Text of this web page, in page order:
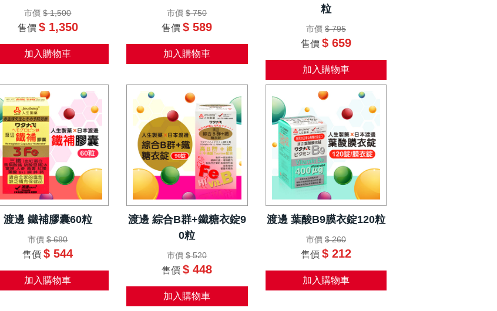
市價 $ 1,500
售價 $ 1,350
加入購物車
市價 $ 750
售價 $ 589
加入購物車
粒
市價 $ 795
售價 $ 659
加入購物車
渡邊 鐵補膠囊60粒
市價 $ 680
售價 $ 544
加入購物車
渡邊 綜合B群+鐵糖衣錠9
0粒
市價 $ 520
售價 $ 448
加入購物車
渡邊 葉酸B9膜衣錠120粒
市價 $ 260
售價 $ 212
加入購物車